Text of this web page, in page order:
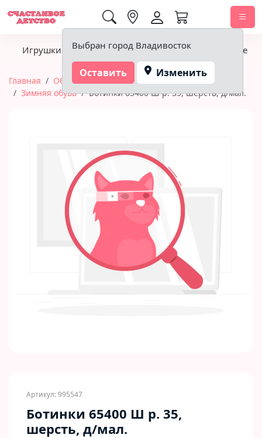
Выбран город Владивосток
Оставить Изменить
Игрушки Детское питание Подгузники, гигиена
Главная Обувь
Обувь для мальчиков и девочек
Зимняя обувь
Ботинки 65400 Ш р. 35, шерсть, д/мал.
Артикул: 995547
Ботинки 65400 Ш р. 35,
шерсть, д/мал.